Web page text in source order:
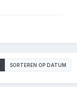
SORTEREN OP DATUM